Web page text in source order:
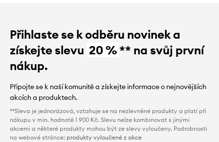
Přihlaste se k odběru novinek a
získejte slevu 20 %** na svůj první
nákup.
Připojte se k naší komunitě a získejte informace o nejnovějších
akcích a produktech.
**Sleva je jednorázová, vztahuje se na nezlevněné produkty a platí při
nákupu v min. hodnotě 1 900 Kč. Slevu nelze kombinovat s jinými
akcemi a některé produkty mohou být ze slevy vyloučeny. Podrobnosti
na webové stránce: produkty vyloučené z akce